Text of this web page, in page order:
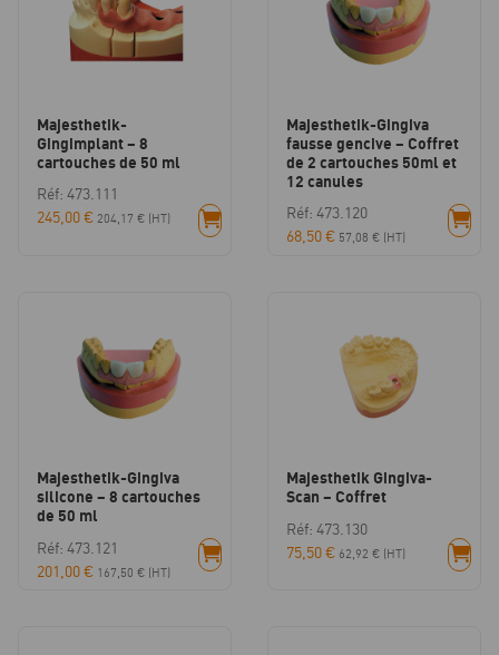
Majesthetik-
Gingimplant – 8
cartouches de 50 ml
Réf: 473.111
245,00€ 204,17 € (HT)
Majesthetik-Gingiva
fausse gencive – Coffret
de 2 cartouches 50ml et
12 canules
Réf: 473.120
68,50€ 57,08 € (HT)
Majesthetik-Gingiva
silicone – 8 cartouches
de 50 ml
Réf: 473.121
201,00€ 167,50 € (HT)
Majesthetik Gingiva-
Scan – Coffret
Réf: 473.130
75,50€ 62,92 € (HT)